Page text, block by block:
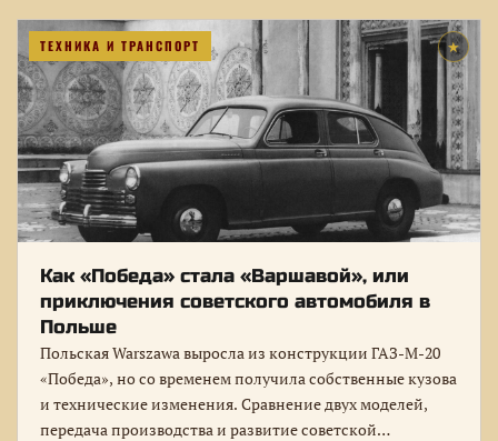
ТЕХНИКА И ТРАНСПОРТ ★
Как «Победа» стала «Варшавой», или
приключения советского автомобиля в
Польше
Польская Warszawa выросла из конструкции ГАЗ-М-20
«Победа», но со временем получила собственные кузова
и технические изменения. Сравнение двух моделей,
передача производства и развитие советской